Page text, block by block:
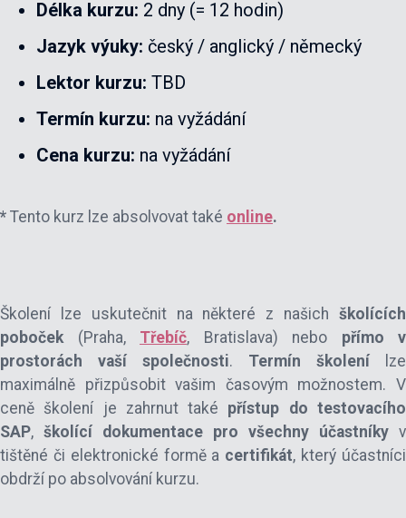
Délka kurzu: 2 dny (= 12 hodin)
Jazyk výuky: český / anglický / německý
Lektor kurzu: TBD
Termín kurzu: na vyžádání
Cena kurzu: na vyžádání
* Tento kurz lze absolvovat také online.
Školení lze uskutečnit na některé z našich školících
poboček (Praha, Třebíč, Bratislava) nebo přímo v
prostorách vaší společnosti. Termín školení lze
maximálně přizpůsobit vašim časovým možnostem. V
ceně školení je zahrnut také přístup do testovacího
SAP, školící dokumentace pro všechny účastníky v
tištěné či elektronické formě a certifikát, který účastníci
obdrží po absolvování kurzu.